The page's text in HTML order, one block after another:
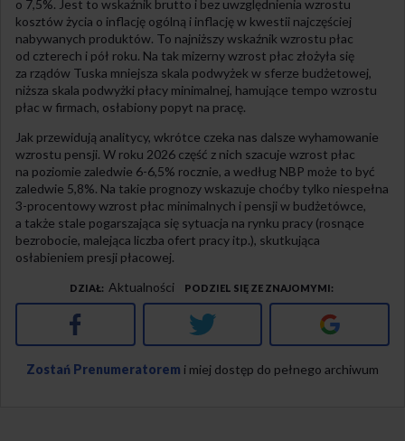
o 7,5%. Jest to wskaźnik brutto i bez uwzględnienia wzrostu
kosztów życia o inflację ogólną i inflację w kwestii najczęściej
nabywanych produktów. To najniższy wskaźnik wzrostu płac
od czterech i pół roku. Na tak mizerny wzrost płac złożyła się
za rządów Tuska mniejsza skala podwyżek w sferze budżetowej,
niższa skala podwyżki płacy minimalnej, hamujące tempo wzrostu
płac w firmach, osłabiony popyt na pracę.
Jak przewidują analitycy, wkrótce czeka nas dalsze wyhamowanie
wzrostu pensji. W roku 2026 część z nich szacuje wzrost płac
na poziomie zaledwie 6-6,5% rocznie, a według NBP może to być
zaledwie 5,8%. Na takie prognozy wskazuje choćby tylko niespełna
3-procentowy wzrost płac minimalnych i pensji w budżetówce,
a także stale pogarszająca się sytuacja na rynku pracy (rosnące
bezrobocie, malejąca liczba ofert pracy itp.), skutkująca
osłabieniem presji płacowej.
DZIAŁ Aktualności PODZIEL SIĘ ZE ZNAJOMYMI
Facebook Twitter Google+
Zostań Prenumeratorem i miej dostęp do pełnego archiwum